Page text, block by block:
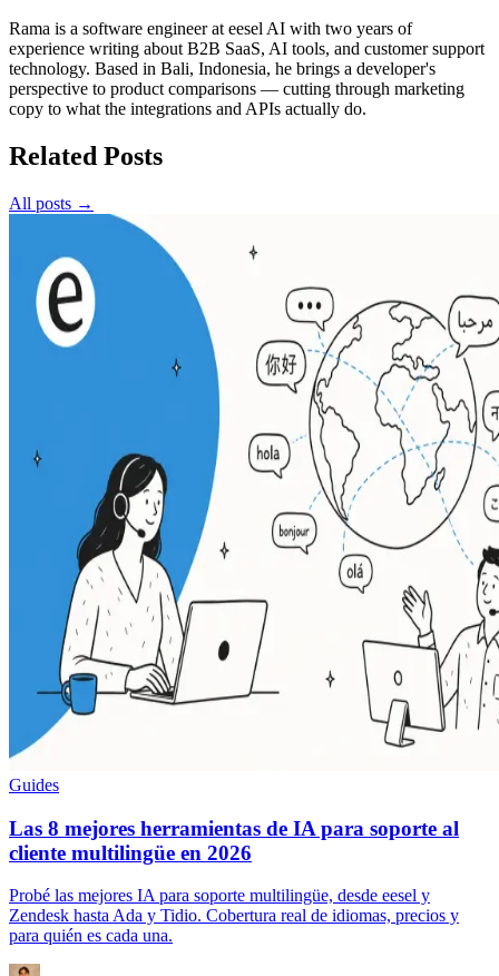
Rama is a software engineer at eesel AI with two years of
experience writing about B2B SaaS, AI tools, and customer support
technology. Based in Bali, Indonesia, he brings a developer's
perspective to product comparisons — cutting through marketing
copy to what the integrations and APIs actually do.
Related Posts
All posts →
Guides
Las 8 mejores herramientas de IA para soporte al
cliente multilingüe en 2026
Probé las mejores IA para soporte multilingüe, desde eesel y
Zendesk hasta Ada y Tidio. Cobertura real de idiomas, precios y
para quién es cada una.